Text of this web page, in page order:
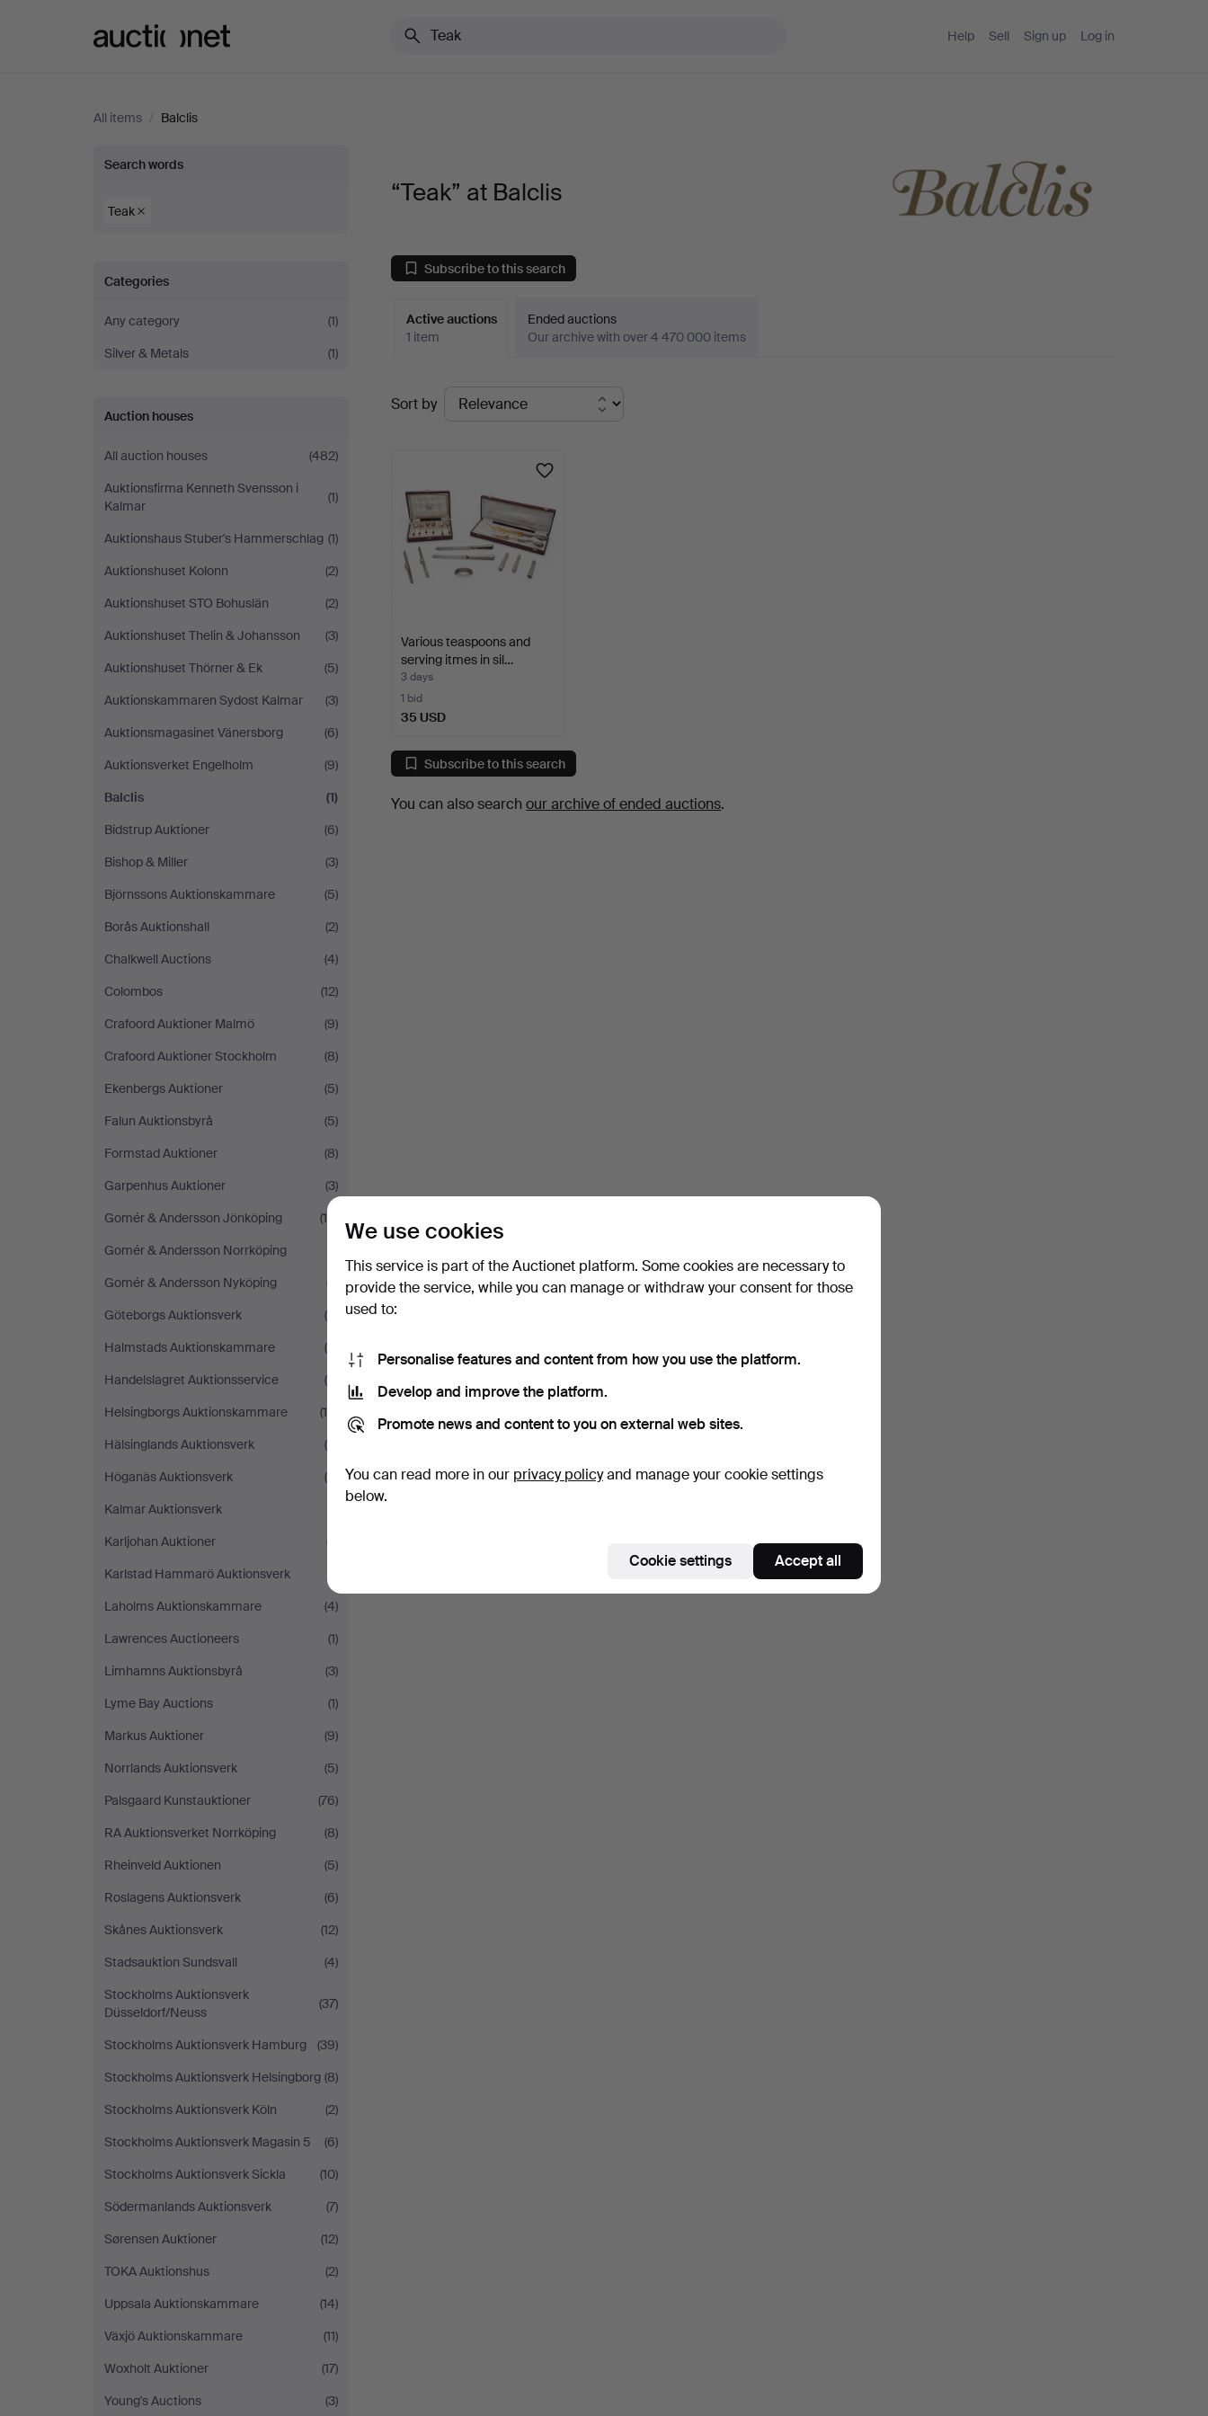
Help Sell Sign up Log in
All items / Balclis
“Teak”
at
Search words
Teak
Categories
Any category
(1)
Silver & Metals
(1)
Auction houses
All auction houses
(482)
Auktionsfirma Kenneth Svensson i
Kalmar
(1)
Auktionshaus Stuber's Hammerschlag (1)
Auktionshuset Kolonn
(2)
Auktionshuset STO Bohuslän
(2)
Auktionshuset Thelin & Johansson
(3)
Auktionshuset Thörner & Ek
(5)
Auktionskammaren Sydost Kalmar
(3)
Auktionsmagasinet Vänersborg
(6)
Auktionsverket Engelholm
(9)
Balclis
(1)
Bidstrup Auktioner
(6)
Bishop & Miller
(3)
Björnssons Auktionskammare
(5)
Borås Auktionshall
(2)
Chalkwell Auctions
(4)
Colombos
(12)
Crafoord Auktioner Malmö
(9)
Crafoord Auktioner Stockholm
(8)
Ekenbergs Auktioner
(5)
Falun Auktionsbyrå
(5)
Formstad Auktioner
(8)
Garpenhus Auktioner
(3)
Gomér & Andersson Jönköping
(16)
Gomér & Andersson Norrköping
Gomér & Andersson Nyköping
(7)
Göteborgs Auktionsverk
(6)
Halmstads Auktionskammare
(8)
Handelslagret Auktionsservice
(4)
Helsingborgs Auktionskammare
(14)
Hälsinglands Auktionsverk
(6)
Höganäs Auktionsverk
(4)
Kalmar Auktionsverk
Karljohan Auktioner
(7)
Karlstad Hammarö Auktionsverk
Laholms Auktionskammare
(4)
Lawrences Auctioneers
(1)
Limhamns Auktionsbyrå
(3)
Lyme Bay Auctions
(1)
Markus Auktioner
(9)
Norrlands Auktionsverk
(5)
Palsgaard Kunstauktioner
(76)
RA Auktionsverket Norrköping
(8)
Rheinveld Auktionen
(5)
Roslagens Auktionsverk
(6)
Skånes Auktionsverk
(12)
Stadsauktion Sundsvall
(4)
Stockholms Auktionsverk
Düsseldorf/Neuss
(37)
Stockholms Auktionsverk Hamburg
(39)
Stockholms Auktionsverk Helsingborg (8)
Stockholms Auktionsverk Köln
(2)
Stockholms Auktionsverk Magasin 5
(6)
Stockholms Auktionsverk Sickla
(10)
Södermanlands Auktionsverk
(7)
Sørensen Auktioner
(12)
TOKA Auktionshus
(2)
Uppsala Auktionskammare
(14)
Växjö Auktionskammare
(11)
Woxholt Auktioner
(17)
Young's Auctions
(3)
“Teak” at Balclis
Subscribe to this search
Active auctions
1 item
Ended auctions
Our archive with over 4 470 000 items
Active
auctions
Sort by
Various teaspoons and
serving itmes in sil…
3 days
1 bid
35 USD
Subscribe to this search
You can also searchour archive of ended auctions.
We use cookies
This service is part of the Auctionet platform. Some cookies are necessary to
provide the service, while you can manage or withdraw your consent for those
used to:
Personalise features and content from how you use the platform.
Develop and improve the platform.
Promote news and content to you on external web sites.
You can read more in our privacy policyand manage your cookie settings
below.
Cookie settings Accept all